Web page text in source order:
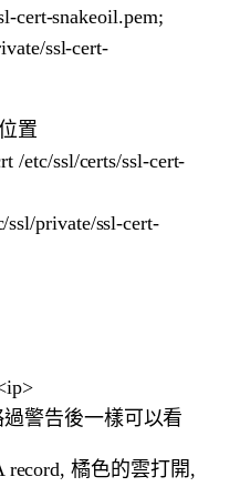
cert-snakeoil.pem;
ssl-cert-
置
/etc/ssl/certs/ssl-cert-
private/ssl-cert-
過警告後一樣可以看
record, 橘色的雲打開,